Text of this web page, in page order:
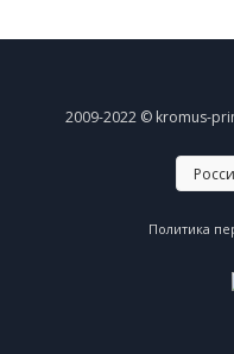
2009-2022 © kromus-
Политика